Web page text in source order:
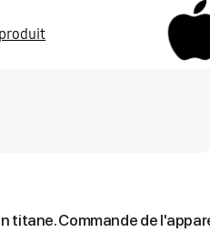
titane. Commande de